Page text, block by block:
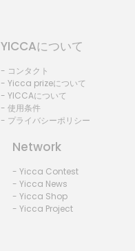
YICCAについて
- コンタクト
- Yicca prizeについて
- YICCAについて
- 使用条件
- プライバシーポリシー
Network
- Yicca Contest
- Yicca News
- Yicca Shop
- Yicca Project